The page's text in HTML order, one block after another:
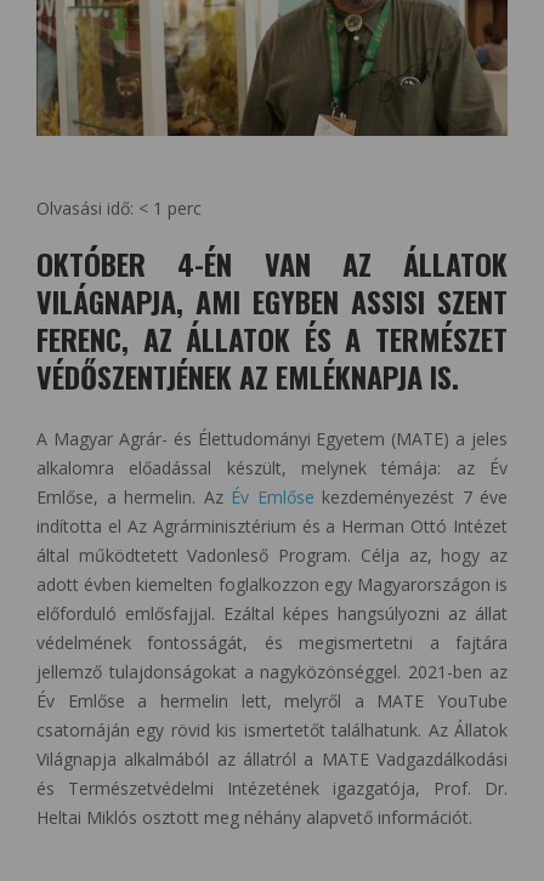
Olvasási idő: < 1 perc
OKTÓBER 4-ÉN VAN AZ ÁLLATOK
VILÁGNAPJA, AMI EGYBEN ASSISI SZENT
FERENC, AZ ÁLLATOK ÉS A TERMÉSZET
VÉDŐSZENTJÉNEK AZ EMLÉKNAPJA IS.
A Magyar Agrár- és Élettudományi Egyetem (MATE) a jeles
alkalomra előadással készült, melynek témája: az Év
Emlőse, a hermelin. Az Év Emlőse kezdeményezést 7 éve
indította el Az Agrárminisztérium és a Herman Ottó Intézet
által működtetett Vadonleső Program. Célja az, hogy az
adott évben kiemelten foglalkozzon egy Magyarországon is
előforduló emlősfajjal. Ezáltal képes hangsúlyozni az állat
védelmének fontosságát, és megismertetni a fajtára
jellemző tulajdonságokat a nagyközönséggel. 2021-ben az
Év Emlőse a hermelin lett, melyről a MATE YouTube
csatornáján egy rövid kis ismertetőt találhatunk. Az Állatok
Világnapja alkalmából az állatról a MATE Vadgazdálkodási
és Természetvédelmi Intézetének igazgatója, Prof. Dr.
Heltai Miklós osztott meg néhány alapvető információt.